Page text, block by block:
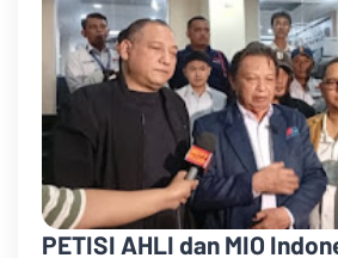
PETISI AHLI dan MIO